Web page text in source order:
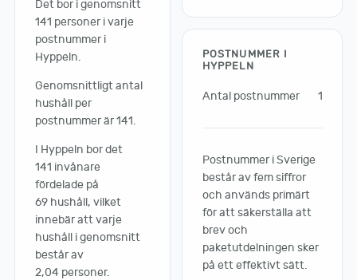
Det bor i genomsnitt
141 personer i varje
postnummer i
Hyppeln.
Genomsnittligt antal
hushåll per
postnummer är 141.
I Hyppeln bor det
141 invånare
fördelade på
69 hushåll, vilket
innebär att varje
hushåll i genomsnitt
består av
2,04 personer.
POSTNUMMER I
HYPPELN
Antal postnummer 1
Postnummer i Sverige
består av fem siffror
och används primärt
för att säkerställa att
brev och
paketutdelningen sker
på ett effektivt sätt.